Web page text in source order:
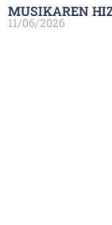
MUSIKAREN
11/06/2026